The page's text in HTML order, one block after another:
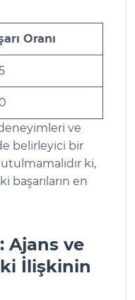
Oranı
deneyimleri ve
belirleyici bir
ki,
başarıların en
Ajans ve
İlişkinin